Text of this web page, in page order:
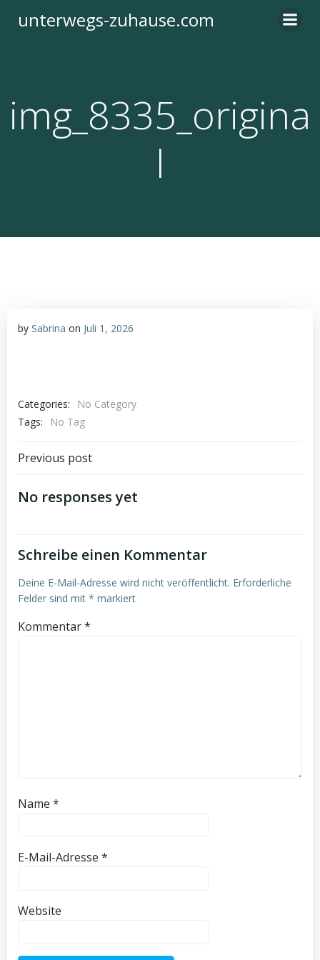
Inhalt
unterwegs-zuhause.com
img_8335_origina
l
by Sabrina on Juli 1, 2026
Categories:
No Category
Tags:
No Tag
Post
navigation
Previous post
No responses yet
Schreibe einen Kommentar
Deine E-Mail-Adresse wird nicht veröffentlicht. Erforderliche
Felder sind mit * markiert
Kommentar*
Name *
E-Mail-Adresse *
Website